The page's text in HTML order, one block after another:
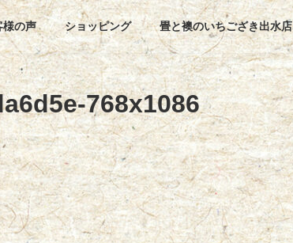
様の声 ショッピング 畳と襖のいちござき出水店
768x1086